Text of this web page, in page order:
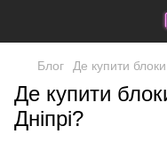
Блог Де купити
Де купити
Дніпрі?